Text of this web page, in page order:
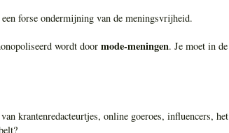
forse ondermijning van de meningsvrijheid.
wordt door mode-meningen. Je moet in de
krantenredacteurtjes, online goeroes, influencers, het